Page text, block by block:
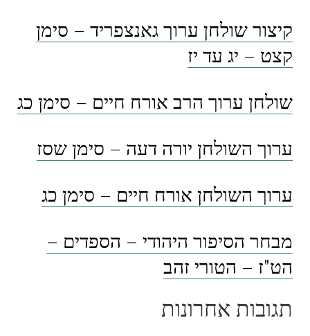
קיצור שולחן ערוך גאנצפריד – סימן
קצט – יג עד יז
שולחן ערוך הרב אורח חיים – סימן כג
ערוך השולחן יורה דעה – סימן שסז
ערוך השולחן אורח חיים – סימן כג
מבחר הסיפור היהודי – הספדים –
הט"ז – הטורי זהב
תגובות אחרונות